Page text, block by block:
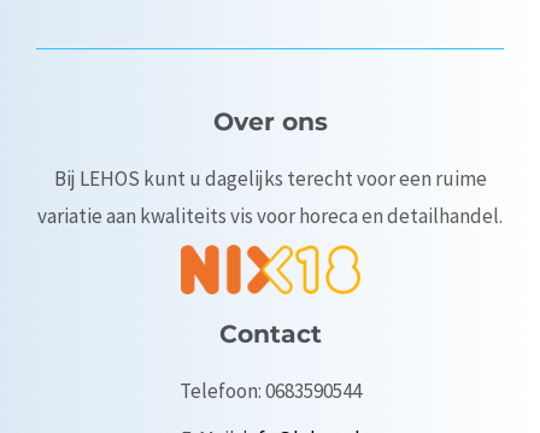
Over ons
Bij LEHOS kunt u dagelijks terecht voor een ruime
variatie aan kwaliteits vis voor horeca en detailhandel.
Contact
Telefoon: 0683590544